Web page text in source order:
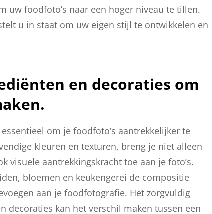
uw foodfoto’s naar een hoger niveau te tillen.
u in staat om uw eigen stijl te ontwikkelen en
en decoraties om
om je foodfoto’s aantrekkelijker te
kleuren en texturen, breng je niet alleen
visuele aantrekkingskracht toe aan je foto’s.
bloemen en keukengerei de compositie
aan je foodfotografie. Het zorgvuldig
decoraties kan het verschil maken tussen een